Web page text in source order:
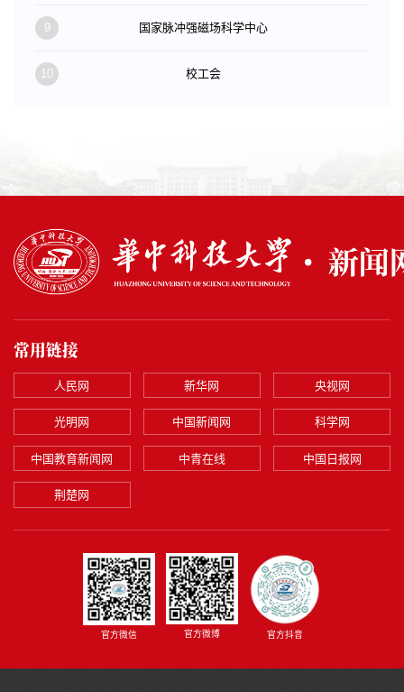
9 国家脉冲强磁场科学中心
10 校工会
常用链接
人民网 新华网 央视网
光明网 中国新闻网 科学网
中国教育新闻网 中青在线 中国日报网
荆楚网
官方微信 官方微博 官方抖音